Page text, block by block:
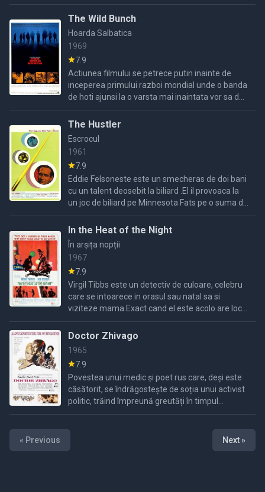
sclavi care cu timpul devin din ce in ce mai ...
The Wild Bunch
Hoarda Salbatica
1969
7.9
Actiunea filmului se petrece putin inainte de
inceperea primului razboi mondial unde o banda
de hoti ajunsi la o varsta mai inaintata vor sa de
a o ultima spargere pentru a se retrage.Dar jaful
nu ...
The Hustler
Escrocul
1961
7.9
Eddie Felsoneste este un smecheras de doi bani
cu un talent deosebit la biliard .El il provoaca la
un joc de biliard pe Minnesota Fats pe o suma de
bani foarte mare, dar pierde si ajunge falit si ...
In the Heat of the Night
În arșița nopții
1967
7.9
Virgil Tibbs este un detectiv de culoare, celebru
care se intoarece in orasul sau natal sa si
viziteze mama.Exact cand el este acolo are loc o
crima, un bogatas de culoare alba este
Doctor Zhivago
1965
7.9
Povestea unui medic și poet rus care, deși este
căsătorit, se îndrăgostește de soția unui activist
politic, trăind împreună greutăți în timpul
Primului Război Mondial și Revoluției din
« Previous
Next »